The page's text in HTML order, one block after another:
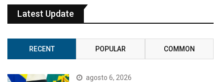
Latest Update
RECENT POPULAR COMMON
agosto 6, 2026